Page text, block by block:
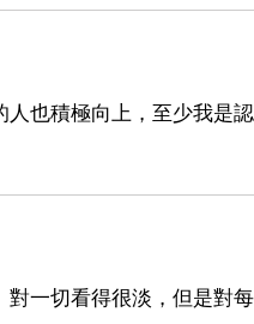
也積極向上，至少我是
一切看得很淡，但是對